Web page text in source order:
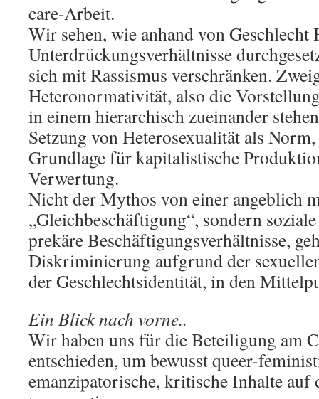
care-Arbeit.
Wir sehen, wie anhand von Geschlecht
Unterdrückungsverhältnisse
sich mit Rassismus verschränken.
Heteronormativität, also die
in einem hierarchisch zueinander
Setzung von Heterosexualität als
Grundlage für kapitalistische
Verwertung.
Nicht der Mythos von einer angeblich
„Gleichbeschäftigung“, sondern
prekäre Beschäftigungsverhältnisse,
Diskriminierung aufgrund der
der Geschlechtsidentität, in den
Ein Blick nach vorne..
Wir haben uns für die Beteiligung am
entschieden, um bewusst queer-
emanzipatorische, kritische Inhalte auf